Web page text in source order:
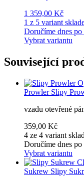
1 359,00 Kč
1 z 5 variant
Doručíme dnes po
Vybrat variantu
Související
Prowler Slipy
vzadu otevřené
359,00 Kč
4 ze 4 variant
Doručíme dnes po
Vybrat variantu
Sukrew Slipy